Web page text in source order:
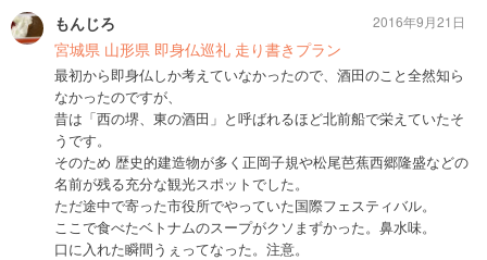
もんじろ
宮城県 山形県 即身仏巡礼 走り書きプラン
最初から即身仏しか考えていなかったので、酒田のこと全然知ら
なかったのですが、
昔は「西の堺、東の酒田」と呼ばれるほど北前船で栄えていたそ
うです。
そのため 歴史的建造物が多く正岡子規や松尾芭蕉西郷隆盛などの
名前が残る充分な観光スポットでした。
ただ途中で寄った市役所でやっていた国際フェスティバル。
ここで食べたベトナムのスープがクソまずかった。鼻水味。
口に入れた瞬間うぇってなった。注意。
2016年9月21日